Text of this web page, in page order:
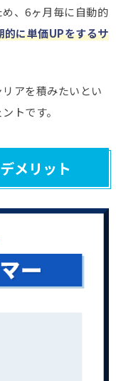
、6ヶ月毎に自動的
的に単価UPをするサ
アを積みたいとい
トです。
メリット